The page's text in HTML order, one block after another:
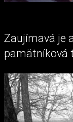
Zaujímavá je
pamätníková